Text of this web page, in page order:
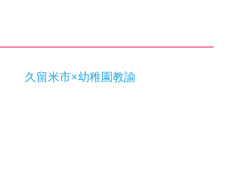
久留米市×幼稚園教諭